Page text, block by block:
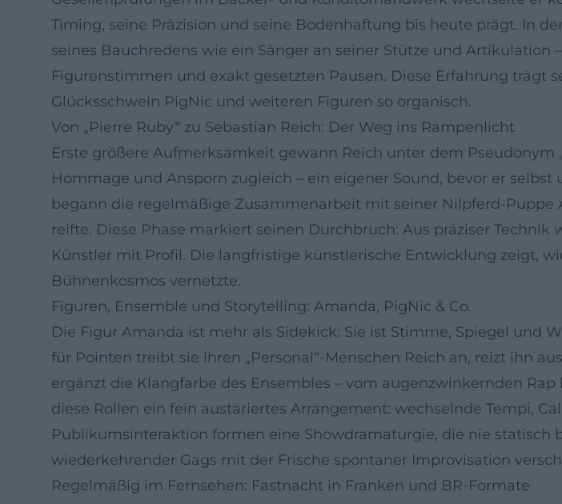
Timing, seine Präzision und seine Bodenhaftung bis heute prägt. In
seines Bauchredens wie ein Sänger an seiner Stütze und
Figurenstimmen und exakt gesetzten Pausen. Diese Erfahrung
Glücksschwein PigNic und weiteren Figuren so organisch.
Von „Pierre Ruby“ zu Sebastian Reich: Der Weg ins Rampenlicht
Erste größere Aufmerksamkeit gewann Reich unter dem Pseudonym
Hommage und Ansporn zugleich – ein eigener Sound, bevor er
begann die regelmäßige Zusammenarbeit mit seiner Nilpferd-Puppe
reifte. Diese Phase markiert seinen Durchbruch: Aus präziser
Künstler mit Profil. Die langfristige künstlerische Entwicklung zeigt,
Bühnenkosmos vernetzte.
Figuren, Ensemble und Storytelling: Amanda, PigNic & Co.
Die Figur Amanda ist mehr als Sidekick: Sie ist Stimme, Spiegel und
für Pointen treibt sie ihren „Personal“-Menschen Reich an, reizt ihn
ergänzt die Klangfarbe des Ensembles – vom augenzwinkernden
diese Rollen ein fein austariertes Arrangement: wechselnde Tempi,
Publikumsinteraktion formen eine Showdramaturgie, die nie statisch
wiederkehrender Gags mit der Frische spontaner Improvisation
Regelmäßig im Fernsehen: Fastnacht in Franken und BR-Formate